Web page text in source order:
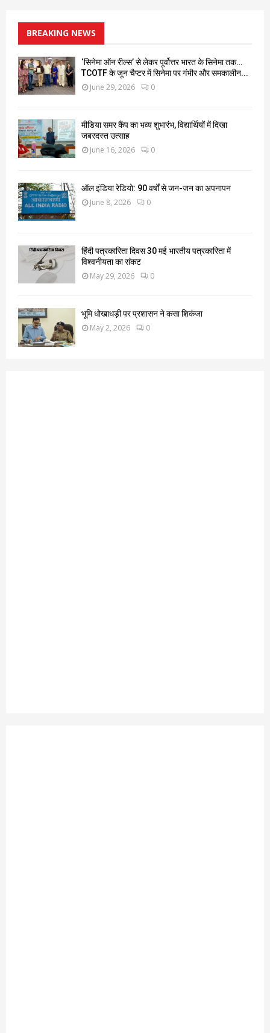
BREAKING NEWS
‘सिनेमा ऑन रील्स’ से लेकर पूर्वोत्तर भारत के सिनेमा तक…
TCOTF के जून चैप्टर में सिनेमा पर गंभीर और समकालीन...
June 29, 2026 0
मीडिया समर कैंप का भव्य शुभारंभ, विद्यार्थियों में दिखा
जबरदस्त उत्साह
June 16, 2026 0
ऑल इंडिया रेडियो: 90 वर्षों से जन-जन का अपनापन
June 8, 2026 0
हिंदी पत्रकारिता दिवस 30 मई भारतीय पत्रकारिता में
विश्वनीयता का संकट
May 29, 2026 0
भूमि धोखाधड़ी पर प्रशासन ने कसा शिकंजा
May 2, 2026 0